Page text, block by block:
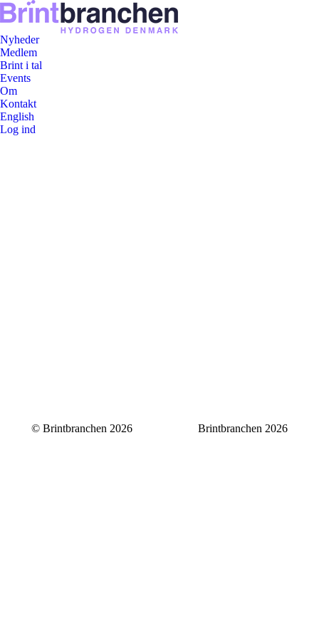
Nyheder
Medlem
Brint i tal
Events
Om
Kontakt
English
Log ind
© Brintbranchen 2026 Brintbranchen 2026